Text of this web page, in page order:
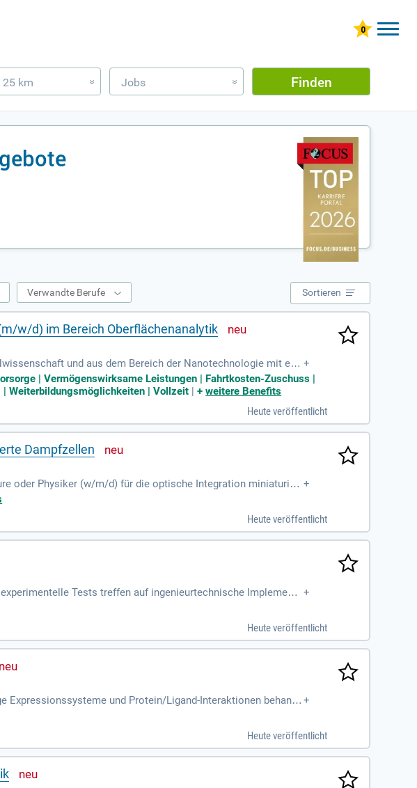
25 km » Jobs » Finden
Verwandte Berufe Sortieren
w/d) im Bereich Oberflächenanalytik
und aus dem Bereich der Nanotechnologie mit ein +
| Vermögenswirksame Leistungen | Fahrtkosten-Zuschuss |
| Weiterbildungsmöglichkeiten | Vollzeit |+weitere Benefits
Heute veröffentlicht
Dampfzellen
oder Physiker (w/m/d) für die optische Integration miniaturisi
sowohl in Teilzeit als auch Vollzeit. Die Anstellung ist zunä
Gestalten Sie die Zukunft mit, indem Sie globale Herausfor
Arbeitsumfelds!
+
Heute veröffentlicht
Tests treffen auf ingenieurtechnische Implementi +
Heute veröffentlicht
und Protein/Ligand-Interaktionen behande +
Heute veröffentlicht